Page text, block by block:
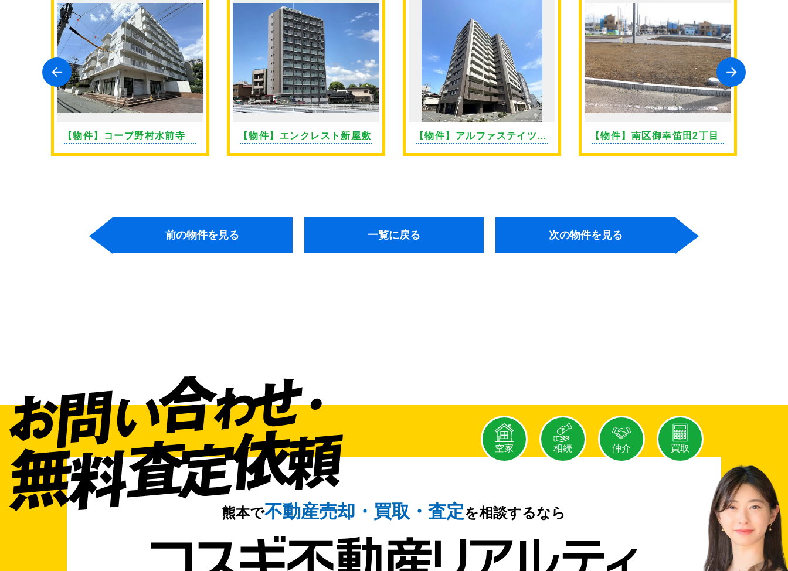
【物件】コープ野村水前寺 【物件】エンクレスト新屋敷
【物件】アルファステイツ上
通東
【物件】南区御幸笛田2丁目
前の物件を見る 一覧に戻る 次の物件を見る
空家 相続 仲介 買取
熊本で不動産売却・ 買取・査定を相談するなら